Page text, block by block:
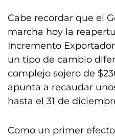
Cabe recordar que el
marcha hoy la
Incremento
un tipo de cambio
complejo sojero de
apunta a recaudar
hasta el 31 de
Como un primer